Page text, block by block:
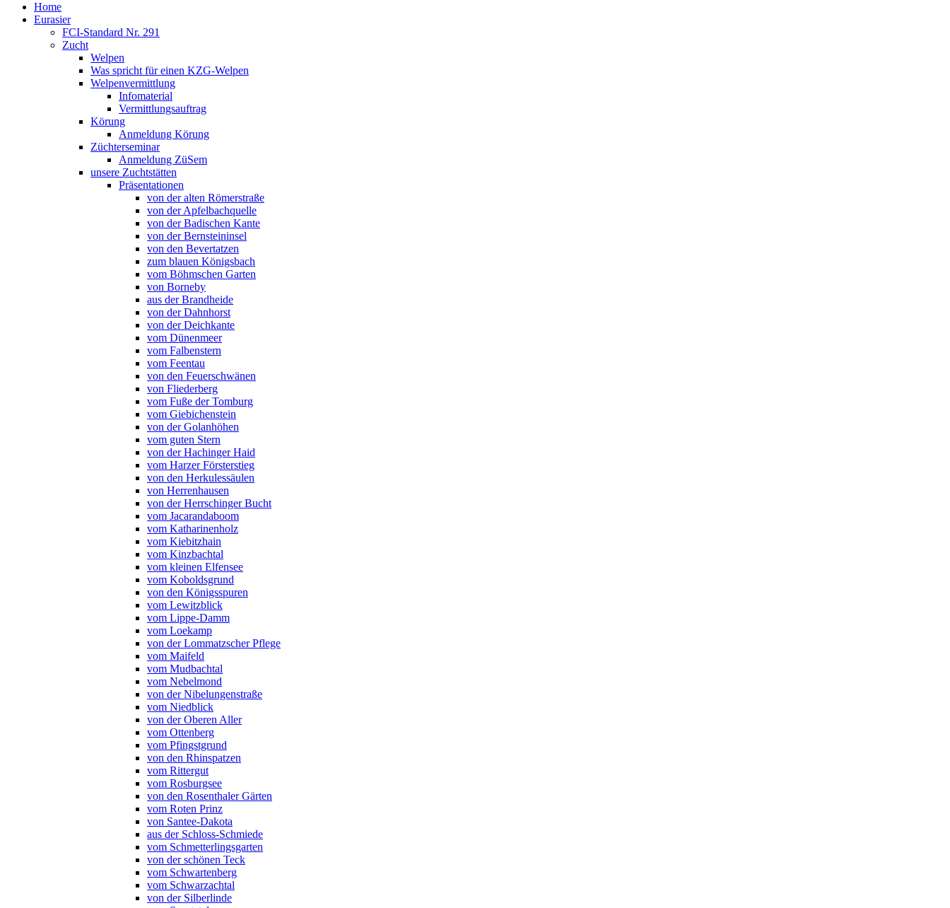
Home
Eurasier
FCI-Standard Nr. 291
Zucht
Welpen
Was spricht für einen KZG-Welpen
Welpenvermittlung
Infomaterial
Vermittlungsauftrag
Körung
Anmeldung Körung
Züchterseminar
Anmeldung ZüSem
unsere Zuchtstätten
Präsentationen
von der alten Römerstraße
von der Apfelbachquelle
von der Badischen Kante
von der Bernsteininsel
von den Bevertatzen
zum blauen Königsbach
vom Böhmschen Garten
von Borneby
aus der Brandheide
von der Dahnhorst
von der Deichkante
vom Dünenmeer
vom Falbenstern
vom Feentau
von den Feuerschwänen
von Fliederberg
vom Fuße der Tomburg
vom Giebichenstein
von der Golanhöhen
vom guten Stern
von der Hachinger Haid
vom Harzer Försterstieg
von den Herkulessäulen
von Herrenhausen
von der Herrschinger Bucht
vom Jacarandaboom
vom Katharinenholz
vom Kiebitzhain
vom Kinzbachtal
vom kleinen Elfensee
vom Koboldsgrund
von den Königsspuren
vom Lewitzblick
vom Lippe-Damm
vom Loekamp
von der Lommatzscher Pflege
vom Maifeld
vom Mudbachtal
vom Nebelmond
von der Nibelungenstraße
vom Niedblick
von der Oberen Aller
vom Ottenberg
vom Pfingstgrund
von den Rhinspatzen
vom Rittergut
vom Rosburgsee
von den Rosenthaler Gärten
vom Roten Prinz
von Santee-Dakota
aus der Schloss-Schmiede
vom Schmetterlingsgarten
von der schönen Teck
vom Schwartenberg
vom Schwarzachtal
von der Silberlinde